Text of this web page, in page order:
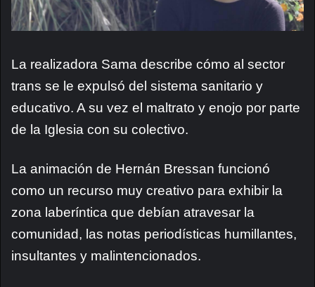
La realizadora Sama describe cómo al sector
trans se le expulsó del sistema sanitario y
educativo. A su vez el maltrato y enojo por parte
de la Iglesia con su colectivo.
La animación de Hernán Bressan funcionó
como un recurso muy creativo para exhibir la
zona laberíntica que debían atravesar la
comunidad, las notas periodísticas humillantes,
insultantes y malintencionados.